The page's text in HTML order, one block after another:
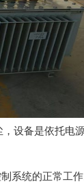
设备是依托电
系统的正常工作